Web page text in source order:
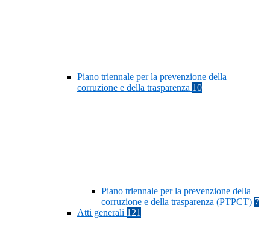
Piano triennale per la prevenzione della
corruzione e della trasparenza 10
Piano triennale per la prevenzione della
corruzione e della trasparenza (PTPCT) 7
Atti generali 121